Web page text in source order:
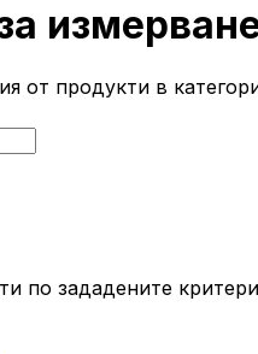
от продукти в
по зададените